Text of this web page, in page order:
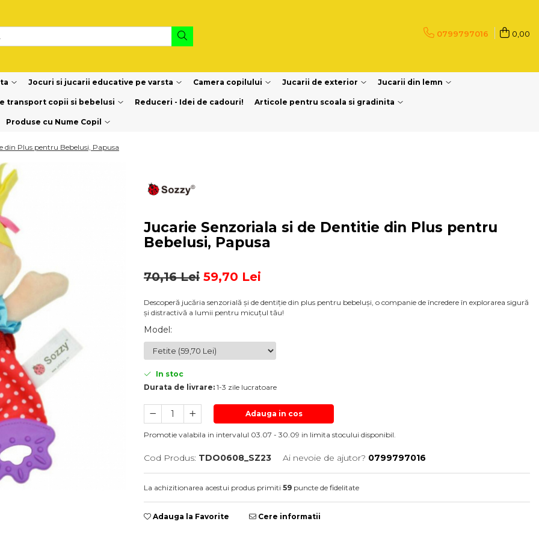
0799797016 0,00
Jocuri si jucarii educative pe varsta Camera copilului Jucarii de exterior Jucarii din lemn
transport copii si bebelusi Reduceri - Idei de cadouri! Articole pentru scoala si gradinita
Produse cu Nume Copil
din Plus pentru Bebelusi, Papusa
Jucarie Senzoriala si de Dentitie din Plus pentru
Bebelusi, Papusa
70,16 Lei 59,70 Lei
Descoperă jucăria senzorială și de dentiție din plus pentru bebeluși, o companie de încredere în explorarea sigură
și distractivă a lumii pentru micuțul tău!
Model:
In stoc
Durata de livrare: 1-3 zile lucratoare
Adauga in cos
Promotie valabila in intervalul 03.07 - 30.09 in limita stocului disponibil.
Cod Produs: TDO0608_SZ23 Ai nevoie de ajutor? 0799797016
La achizitionarea acestui produs primiti 59 puncte de fidelitate
Adauga la Favorite Cere informatii